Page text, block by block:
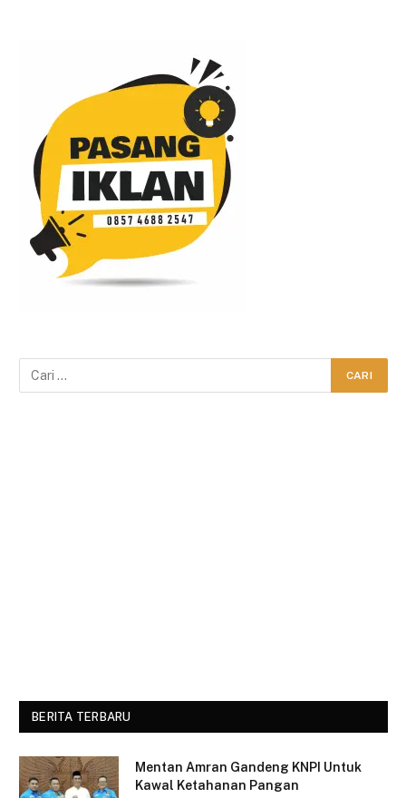
BERITA TERBARU
Mentan Amran Gandeng KNPI Untuk
Kawal Ketahanan Pangan